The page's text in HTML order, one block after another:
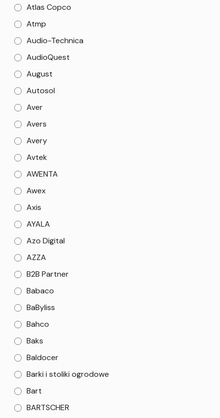
Atlas Copco
Atmp
Audio-Technica
AudioQuest
August
Autosol
Aver
Avers
Avery
Avtek
AWENTA
Awex
Axis
AYALA
Azo Digital
AZZA
B2B Partner
Babaco
BaByliss
Bahco
Baks
Baldocer
Barki i stoliki ogrodowe
Bart
BARTSCHER